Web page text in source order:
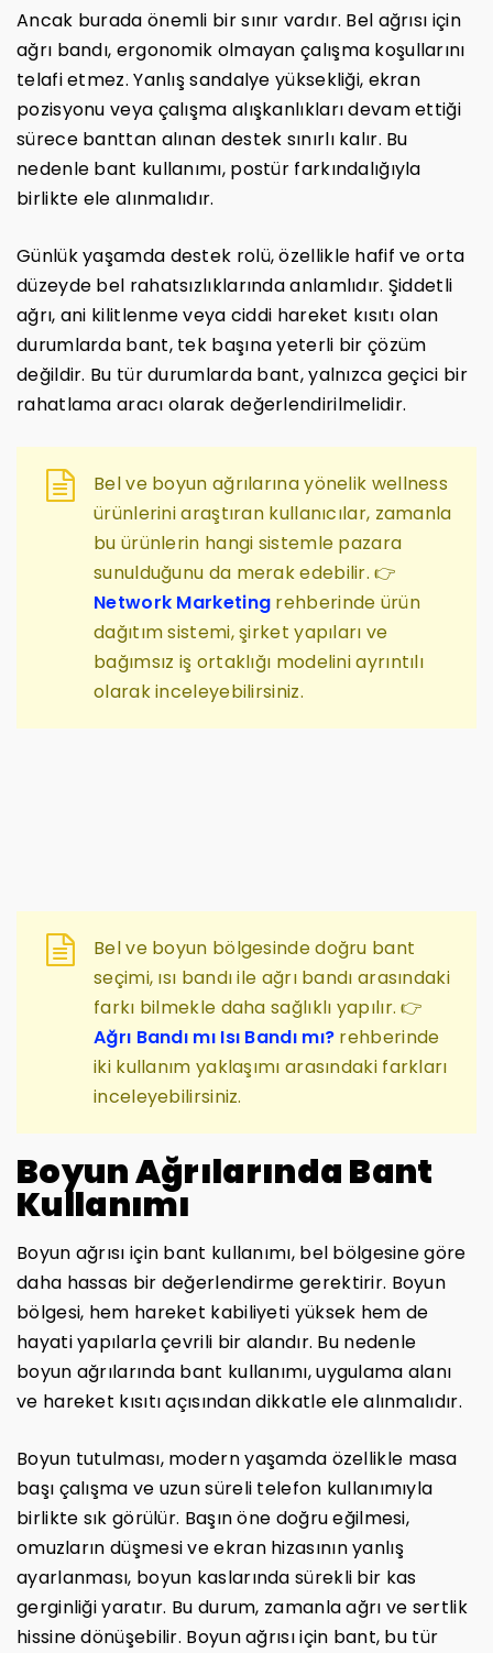
Ancak burada önemli bir sınır vardır. Bel ağrısı için
ağrı bandı, ergonomik olmayan çalışma koşullarını
telafi etmez. Yanlış sandalye yüksekliği, ekran
pozisyonu veya çalışma alışkanlıkları devam ettiği
sürece banttan alınan destek sınırlı kalır. Bu
nedenle bant kullanımı, postür farkındalığıyla
birlikte ele alınmalıdır.
Günlük yaşamda destek rolü, özellikle hafif ve orta
düzeyde bel rahatsızlıklarında anlamlıdır. Şiddetli
ağrı, ani kilitlenme veya ciddi hareket kısıtı olan
durumlarda bant, tek başına yeterli bir çözüm
değildir. Bu tür durumlarda bant, yalnızca geçici bir
rahatlama aracı olarak değerlendirilmelidir.
Bel ve boyun ağrılarına yönelik wellness
ürünlerini araştıran kullanıcılar, zamanla
bu ürünlerin hangi sistemle pazara
sunulduğunu da merak edebilir. 👉
Network Marketing rehberinde ürün
dağıtım sistemi, şirket yapıları ve
bağımsız iş ortaklığı modelini ayrıntılı
olarak inceleyebilirsiniz.
Bel ve boyun bölgesinde doğru bant
seçimi, ısı bandı ile ağrı bandı arasındaki
farkı bilmekle daha sağlıklı yapılır. 👉
Ağrı Bandı mı Isı Bandı mı? rehberinde
iki kullanım yaklaşımı arasındaki farkları
inceleyebilirsiniz.
Boyun Ağrılarında Bant
Kullanımı
Boyun ağrısı için bant kullanımı, bel bölgesine göre
daha hassas bir değerlendirme gerektirir. Boyun
bölgesi, hem hareket kabiliyeti yüksek hem de
hayati yapılarla çevrili bir alandır. Bu nedenle
boyun ağrılarında bant kullanımı, uygulama alanı
ve hareket kısıtı açısından dikkatle ele alınmalıdır.
Boyun tutulması, modern yaşamda özellikle masa
başı çalışma ve uzun süreli telefon kullanımıyla
birlikte sık görülür. Başın öne doğru eğilmesi,
omuzların düşmesi ve ekran hizasının yanlış
ayarlanması, boyun kaslarında sürekli bir kas
gerginliği yaratır. Bu durum, zamanla ağrı ve sertlik
hissine dönüşebilir. Boyun ağrısı için bant, bu tür